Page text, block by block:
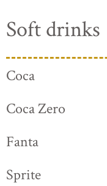
Soft drinks
Coca
Coca Zero
Fanta
Sprite